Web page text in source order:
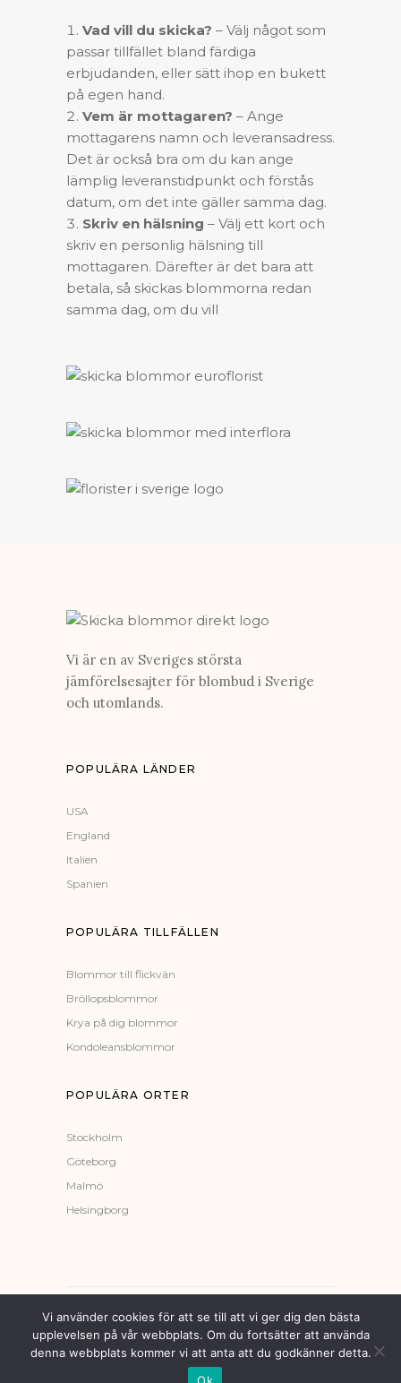
Vad vill du skicka? – Välj något som
passar tillfället bland färdiga
erbjudanden, eller sätt ihop en bukett
på egen hand.
Vem är mottagaren? – Ange
mottagarens namn och leveransadress.
Det är också bra om du kan ange
lämplig leveranstidpunkt och förstås
datum, om det inte gäller samma dag.
Skriv en hälsning – Välj ett kort och
skriv en personlig hälsning till
mottagaren. Därefter är det bara att
betala, så skickas blommorna redan
samma dag, om du vill
Vi är en av Sveriges största
jämförelsesajter för blombud i Sverige
och utomlands.
POPULÄRA LÄNDER
USA
England
Italien
Spanien
POPULÄRA TILLFÄLLEN
Blommor till flickvän
Bröllopsblommor
Krya på dig blommor
Kondoleansblommor
POPULÄRA ORTER
Stockholm
Göteborg
Malmö
Helsingborg
Alla rättigheter reserverade ©
Skickablommordirekt.se
Vi använder cookies för att se till att vi ger dig den bästa
upplevelsen på vår webbplats. Om du fortsätter att använda
denna webbplats kommer vi att anta att du godkänner detta.
Ok